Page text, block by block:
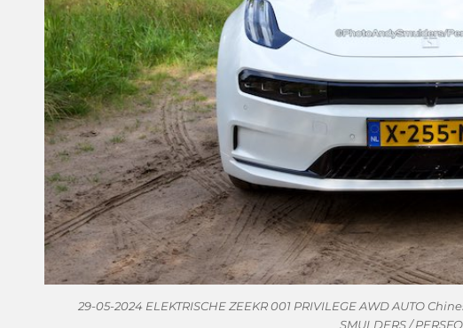
29-05-2024 ELEKTRISCHE ZEEKR 001 PRIVILEGE AWD AUTO
SMULDERS /